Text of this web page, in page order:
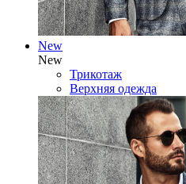
New
New
Трикотаж
Верхняя одежда